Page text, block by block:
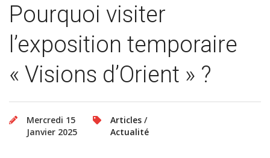
Pourquoi visiter
l’exposition temporaire
« Visions d’Orient » ?
Mercredi 15
Janvier 2025
Articles /
Actualité